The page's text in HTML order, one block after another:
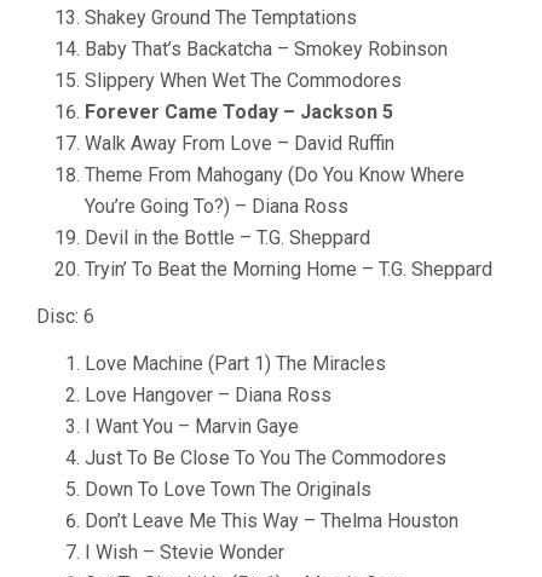
Shakey Ground The Temptations
Baby That’s Backatcha – Smokey Robinson
Slippery When Wet The Commodores
Forever Came Today – Jackson 5
Walk Away From Love – David Ruffin
Theme From Mahogany (Do You Know Where
You’re Going To?) – Diana Ross
Devil in the Bottle – T.G. Sheppard
Tryin’ To Beat the Morning Home – T.G. Sheppard
Disc: 6
Love Machine (Part 1) The Miracles
Love Hangover – Diana Ross
I Want You – Marvin Gaye
Just To Be Close To You The Commodores
Down To Love Town The Originals
Don’t Leave Me This Way – Thelma Houston
I Wish – Stevie Wonder